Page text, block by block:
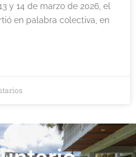
y 14 de marzo de 2026, el
en palabra colectiva, en